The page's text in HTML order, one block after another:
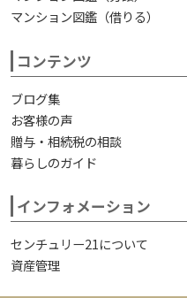
マンション図鑑（借りる）
コンテンツ
ブログ集
お客様の声
贈与・相続税の相談
暮らしのガイド
インフォメーション
センチュリー21について
資産管理